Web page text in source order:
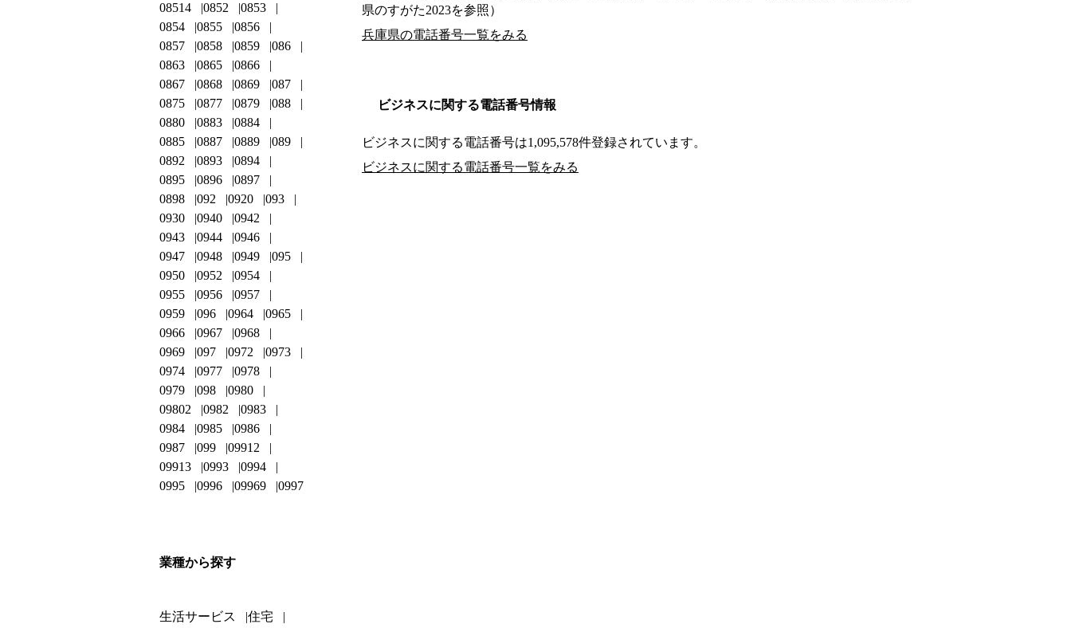
県のすがた2023を参照）
兵庫県の電話番号一覧をみる
ビジネスに関する電話番号情報
ビジネスに関する電話番号は1,095,578件登録されています。
ビジネスに関する電話番号一覧をみる
08514
0852
0853
0854
0855
0856
0857
0858 0859
086
0863
0865
0866
0867
0868 0869
087
0875
0877 0879
088
0880
0883
0884
0885
0887 0889
089
0892
0893
0894
0895
0896
0897
0898
092 0920
093
0930
0940
0942
0943
0944
0946
0947
0948 0949
095
0950
0952
0954
0955
0956
0957
0959
096 0964
0965
0966
0967
0968
0969
097 0972
0973
0974
0977
0978
0979
098
0980
09802
0982
0983
0984
0985
0986
0987
099
09912
09913
0993
0994
0995
0996 09969 0997
業種から探す
生活サービス 住宅